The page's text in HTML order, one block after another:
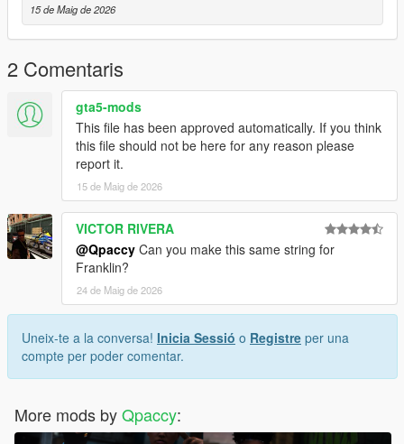
15 de Maig de 2026
2 Comentaris
gta5-mods
This file has been approved automatically. If you think
this file should not be here for any reason please
report it.
15 de Maig de 2026
VICTOR RIVERA
@Qpaccy Can you make this same string for
Franklin?
24 de Maig de 2026
Uneix-te a la conversa! Inicia Sessió o Registre per una
compte per poder comentar.
More mods byQpaccy: